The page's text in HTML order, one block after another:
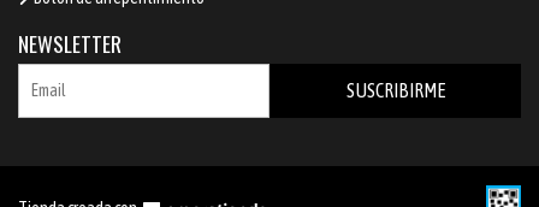
NEWSLETTER
SUSCRIBIRME